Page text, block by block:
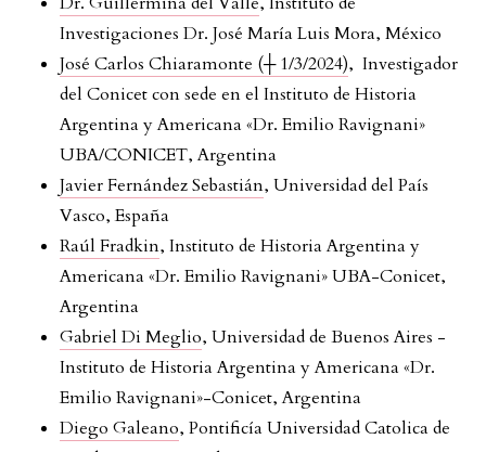
Investigaciones Dr. José María Luis Mora, México
José Carlos Chiaramonte (┼ 1/3/2024), Investigador
del Conicet con sede en el Instituto de Historia
Argentina y Americana «Dr. Emilio Ravignani»
UBA/CONICET, Argentina
Javier Fernández Sebastián, Universidad del País
Vasco, España
Raúl Fradkin, Instituto de Historia Argentina y
Americana «Dr. Emilio Ravignani» UBA-Conicet,
Argentina
Gabriel Di Meglio, Universidad de Buenos Aires -
Instituto de Historia Argentina y Americana «Dr.
Emilio Ravignani»-Conicet, Argentina
Diego Galeano, Pontificía Universidad Catolica de